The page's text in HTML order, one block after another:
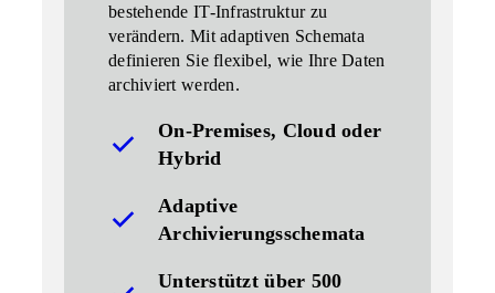
bestehende IT-Infrastruktur zu
verändern. Mit adaptiven Schemata
definieren Sie flexibel, wie Ihre Daten
archiviert werden.
On-Premises, Cloud oder
Hybrid
Adaptive
Archivierungsschemata
Unterstützt über 500